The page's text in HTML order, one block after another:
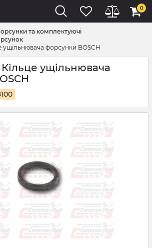
0
та комплектуючі
ущільнювача форсунки BOSCH
Кільце ущільнювача